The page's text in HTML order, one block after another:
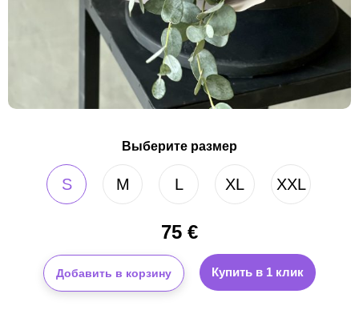
Выберите размер
S M L XL XXL
75 €
Добавить в корзину Купить в 1 клик